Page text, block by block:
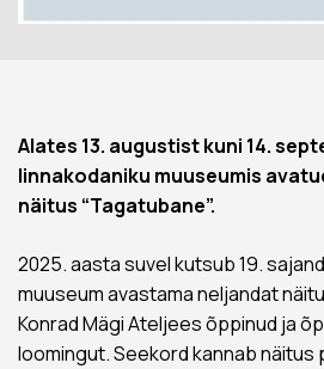
Alates 13. augustist kuni 14.
linnakodaniku muuseumis
näitus “Tagatubane”.
2025. aasta suvel kutsub 19.
muuseum avastama neljandat
Konrad Mägi Ateljees õppinud ja
loomingut. Seekord kannab näitus